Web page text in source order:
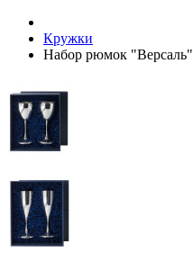
Кружки
Набор рюмок "Версаль"